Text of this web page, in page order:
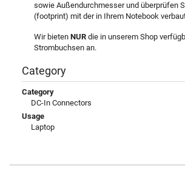
sowie Außendurchmesser und überprüfen
(footprint) mit der in Ihrem Notebook
Wir bieten NUR die in unserem Shop
Strombuchsen an.
Category
Category
DC-In Connectors
Usage
Laptop